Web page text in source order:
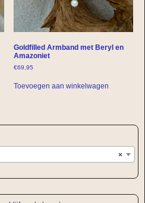
Goldfilled Armband met Beryl en
Amazoniet
€69,95
Toevoegen aan winkelwagen
×